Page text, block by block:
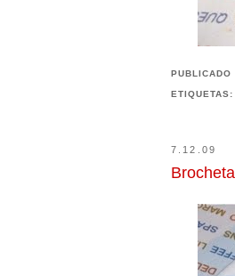
ETIQUETAS:
7.12.09